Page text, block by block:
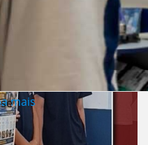
mais